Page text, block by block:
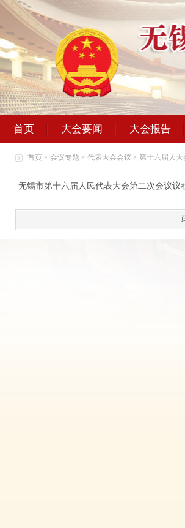
首页 大会要闻 大会报告
首页 > 会议专题 > 代表大会会议 > 第十六届人大
·无锡市第十六届人民代表大会第二次会议议